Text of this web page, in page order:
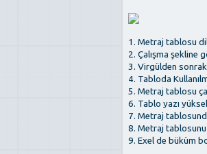
1. Metraj tablosu dil
2. Çalışma şekline
3. Virgülden
4. Tabloda
5. Metraj tablosu
6. Tablo yazı
7. Metraj
8. Metraj tablosunu
9. Exel de büküm